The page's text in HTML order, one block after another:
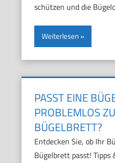
schützen und die
Weiterlesen
PASST EINE
PROBLEMLOS
BÜGELBRETT?
Entdecken Sie, ob Ihr
Bügelbrett passt! Tipps